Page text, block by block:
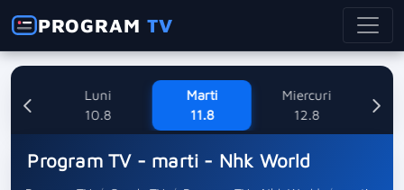
PROGRAMTV
Luni
10.8
Marti
11.8
Miercuri
12.8
Program TV - marti - Nhk World